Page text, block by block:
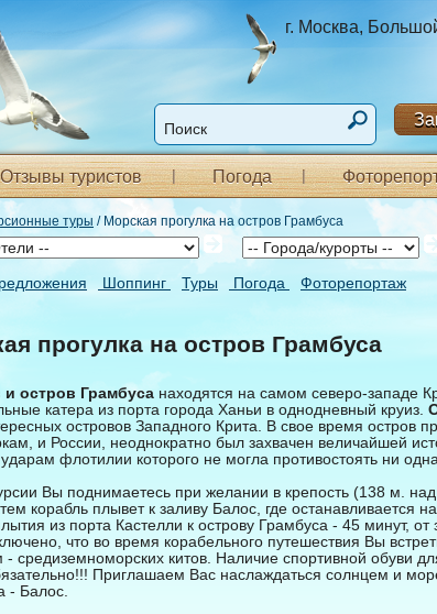
г. Москва,
Отзывы туристов Погода
туры / Морская прогулка на остров Грамбуса
Шоппинг Туры Погода Фоторепортаж
прогулка на остров Грамбуса
остров Грамбуса находятся на самом северо-западе
катера из порта города Ханьи в однодневный круиз.
островов Западного Крита. В свое время остров
и России, неоднократно был захвачен величайшей
флотилии которого не могла противостоять ни
Вы поднимаетесь при желании в крепость (138 м.
корабль плывет к заливу Балос, где останавливается
из порта Кастелли к острову Грамбуса - 45 минут,
что во время корабельного путешествия Вы
средиземноморских китов. Наличие спортивной обуви
Приглашаем Вас наслаждаться солнцем и
- Балос.